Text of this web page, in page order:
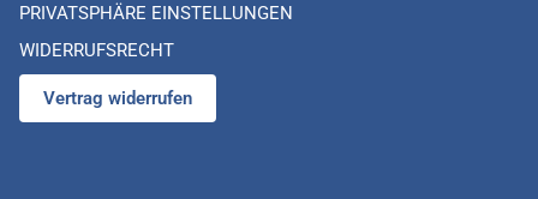
PRIVATSPHÄRE EINSTELLUNGEN
WIDERRUFSRECHT
Vertrag widerrufen